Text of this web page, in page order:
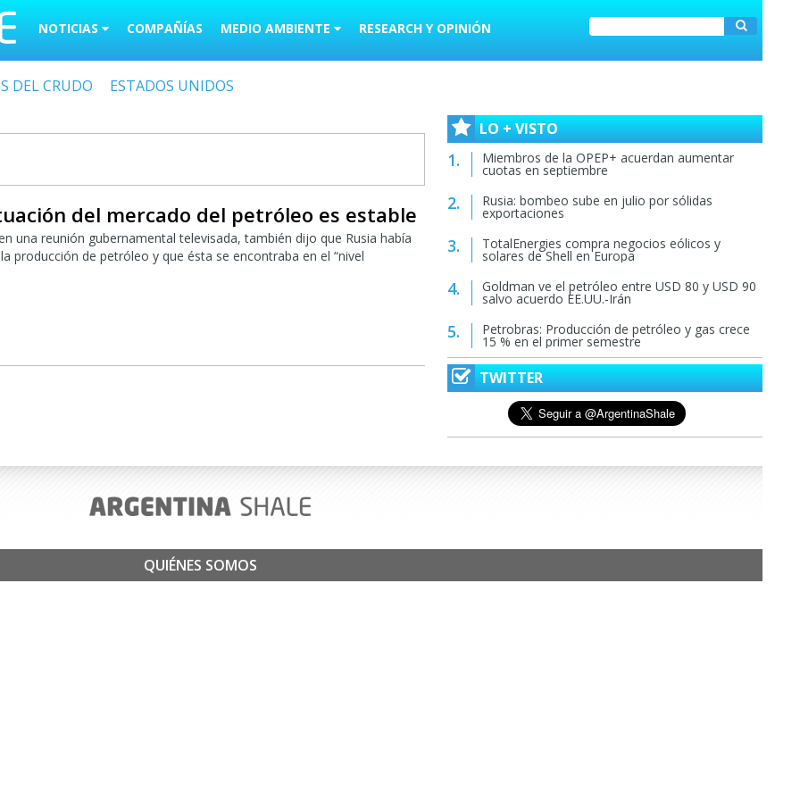
NOTICIAS COMPAÑÍAS MEDIO AMBIENTE RESEARCH Y OPINIÓN
DEL CRUDO ESTADOS UNIDOS
del mercado del petróleo es estable
una reunión gubernamental televisada, también dijo que Rusia había
producción de petróleo y que ésta se encontraba en el “nivel
LO + VISTO
Miembros de la OPEP+ acuerdan aumentar
cuotas en septiembre
Rusia: bombeo sube en julio por sólidas
exportaciones
TotalEnergies compra negocios eólicos y
solares de Shell en Europa
Goldman ve el petróleo entre USD 80 y USD 90
salvo acuerdo EE.UU.-Irán
Petrobras: Producción de petróleo y gas crece
15 % en el primer semestre
TWITTER
QUIÉNES SOMOS